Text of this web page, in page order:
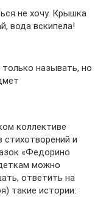
не хочу. Крышка
вода вскипела!
называть, но
коллективе
стихотворений и
«Федорино
можно
ответить на
такие истории: